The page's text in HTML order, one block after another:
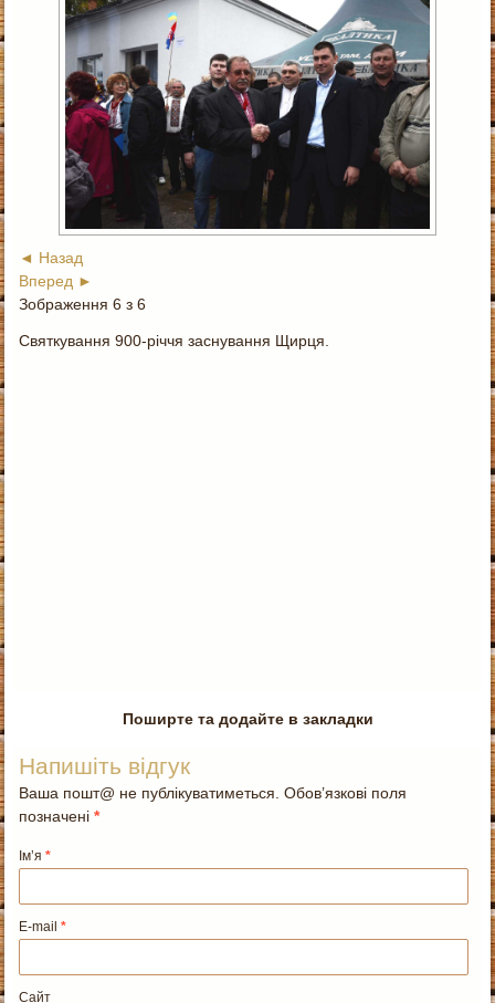
◄ Назад
Вперед ►
Зображення 6 з 6
Святкування 900-річчя заснування Щирця.
Поширте та додайте в закладки
Напишіть відгук
Ваша пошт@ не публікуватиметься. Обов’язкові поля
позначені*
Ім’я*
E-mail*
Сайт